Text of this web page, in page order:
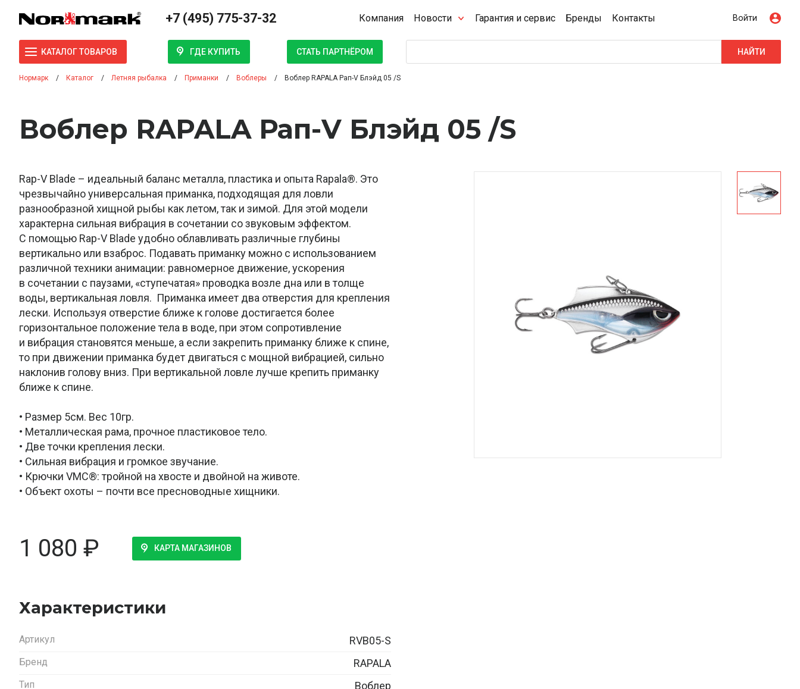
+7 (495) 775-37-32 Компания Новости Гарантия и сервис Бренды Контакты Войти
КАТАЛОГ ТОВАРОВ ГДЕ КУПИТЬ СТАТЬ ПАРТНЁРОМ НАЙТИ
Нормарк Каталог Летняя рыбалка Приманки Воблеры Воблер RAPALA Рап-V Блэйд 05 /S
Воблер RAPALA Рап-V Блэйд 05 /S
Rap-V Blade – идеальный баланс металла, пластика и опыта Rapala®. Это
чрезвычайно универсальная приманка, подходящая для ловли
разнообразной хищной рыбы как летом, так и зимой. Для этой модели
характерна сильная вибрация в сочетании со звуковым эффектом.
С помощью Rap-V Blade удобно облавливать различные глубины
вертикально или взаброс. Подавать приманку можно с использованием
различной техники анимации: равномерное движение, ускорения
в сочетании с паузами, «ступечатая» проводка возле дна или в толще
воды, вертикальная ловля. Приманка имеет два отверстия для крепления
лески. Используя отверстие ближе к голове достигается более
горизонтальное положение тела в воде, при этом сопротивление
и вибрация становятся меньше, а если закрепить приманку ближе к спине,
то при движении приманка будет двигаться с мощной вибрацией, сильно
наклонив голову вниз. При вертикальной ловле лучше крепить приманку
ближе к спине.
• Размер 5см. Вес 10гр.
• Металлическая рама, прочное пластиковое тело.
• Две точки крепления лески.
• Сильная вибрация и громкое звучание.
• Крючки VMC®: тройной на хвосте и двойной на животе.
• Объект охоты – почти все пресноводные хищники.
1 080 ₽ КАРТА МАГАЗИНОВ
Характеристики
Артикул RVB05-S
Бренд RAPALA
Тип Воблер